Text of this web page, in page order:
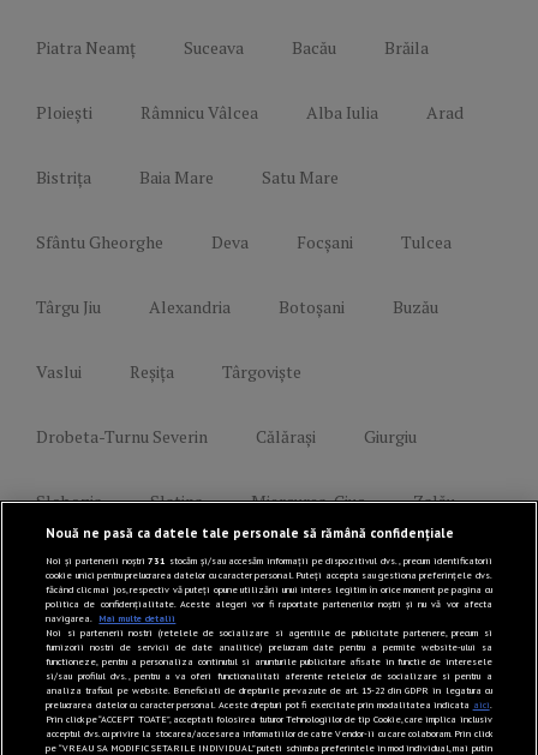
Piatra Neamț Suceava Bacău Brăila
Ploiești Râmnicu Vâlcea Alba Iulia Arad
Bistrița Baia Mare Satu Mare
Sfântu Gheorghe Deva Focșani Tulcea
Târgu Jiu Alexandria Botoșani Buzău
Vaslui Reșița Târgoviște
Drobeta-Turnu Severin Călărași Giurgiu
Slobozia Slatina Miercurea-Ciuc Zalău
Link-uri utile
Politică de confidențialitate
Nouă ne pasă ca datele tale personale să rămână confidențiale
Noi și partenerii noștri731 stocăm și/sau accesăm informații pe dispozitivul dvs., precum identificatorii
cookie unici pentru prelucrarea datelor cu caracter personal. Puteți accepta sau gestiona preferințele dvs.
făcând clic mai jos, respectiv vă puteți opune utilizării unui interes legitim în orice moment pe pagina cu
politica de confidențialitate. Aceste alegeri vor fi raportate partenerilor noștri și nu vă vor afecta
navigarea. Mai multe detalii
Noi si partenerii nostri (retelele de socializare si agentiile de publicitate partenere, precum si
furnizorii nostri de servicii de date analitice) prelucram date pentru a permite website-ului sa
functioneze, pentru a personaliza continutul si anunturile publicitare afisate in functie de interesele
si/sau profilul dvs., pentru a va oferi functionalitati aferente retelelor de socializare si pentru a
analiza traficul pe website. Beneficiati de drepturile prevazute de art. 15-22 din GDPR in legatura cu
prelucrarea datelor cu caracter personal. Aceste drepturi pot fi exercitate prin modalitatea indicata aici.
Prin click pe “ACCEPT TOATE”, acceptati folosirea tuturor Tehnologiilor de tip Cookie, care implica inclusiv
acceptul dvs. cu privire la stocarea/accesarea informatiilor de catre Vendor-ii cu care colaboram. Prin click
pe “VREAU SA MODIFIC SETARILE INDIVIDUAL” puteti schimba preferintele in mod individual, mai putin